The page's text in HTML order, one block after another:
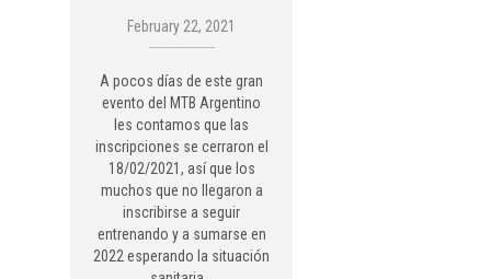
February 22, 2021
A pocos días de este gran
evento del MTB Argentino
les contamos que las
inscripciones se cerraron el
18/02/2021, así que los
muchos que no llegaron a
inscribirse a seguir
entrenando y a sumarse en
2022 esperando la situación